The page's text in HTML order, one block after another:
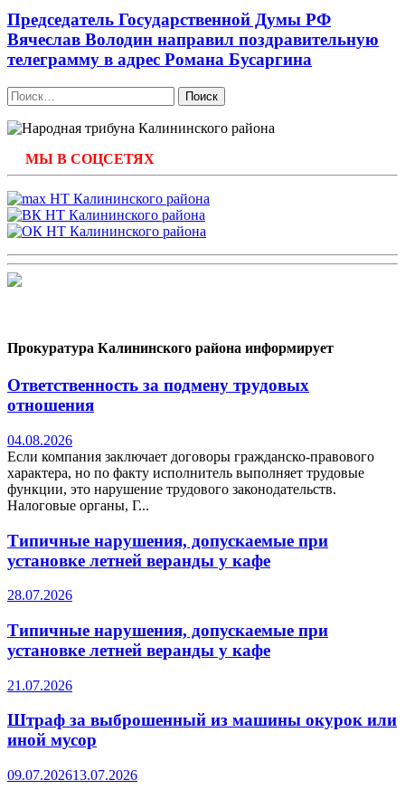
Председатель Государственной Думы РФ
Вячеслав Володин направил поздравительную
телеграмму в адрес Романа Бусаргина
Найти:
МЫ В СОЦСЕТЯХ
Прокуратура Калининского района информирует
Ответственность за подмену трудовых
отношения
04.08.2026
Если компания заключает договоры гражданско-правового
характера, но по факту исполнитель выполняет трудовые
функции, это нарушение трудового законодательств.
Налоговые органы, Г...
Типичные нарушения, допускаемые при
установке летней веранды у кафе
28.07.2026
Типичные нарушения, допускаемые при
установке летней веранды у кафе
21.07.2026
Штраф за выброшенный из машины окурок или
иной мусор
09.07.202613.07.2026